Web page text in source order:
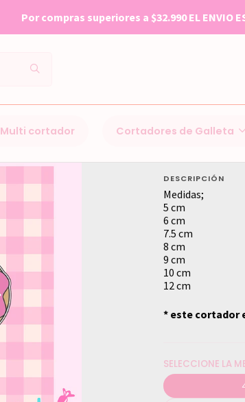
Multi cortador Cortadores de Galleta
Por compras superiores a $32.990 EL ENVIO
DESCRIPCIÓN
Medidas;
5 cm
6 cm
7.5 cm
8 cm
9 cm
10 cm
12 cm
* este cortador
SELECCIONE LA